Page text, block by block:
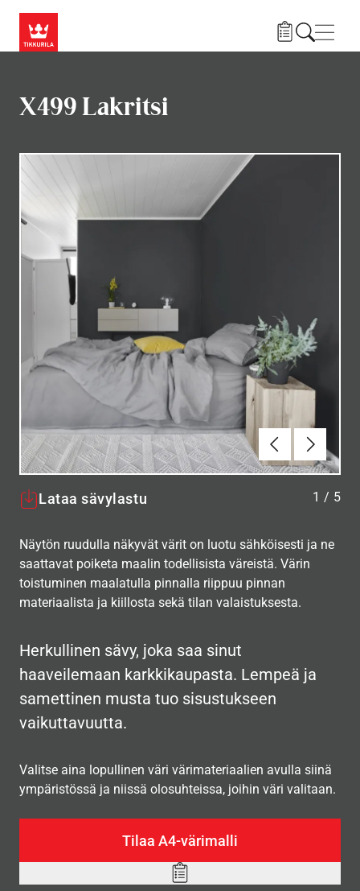
X499 Lakritsi
Edellinen
Lataa sävylastu 1 / 5
Näytön ruudulla näkyvät värit on luotu sähköisesti ja ne
saattavat poiketa maalin todellisista väreistä. Värin
toistuminen maalatulla pinnalla riippuu pinnan
materiaalista ja kiillosta sekä tilan valaistuksesta.
Herkullinen sävy, joka saa sinut
haaveilemaan karkkikaupasta. Lempeä ja
samettinen musta tuo sisustukseen
vaikuttavuutta.
Valitse aina lopullinen väri värimateriaalien avulla siinä
ympäristössä ja niissä olosuhteissa, joihin väri valitaan.
Tilaa A4-värimalli
Add